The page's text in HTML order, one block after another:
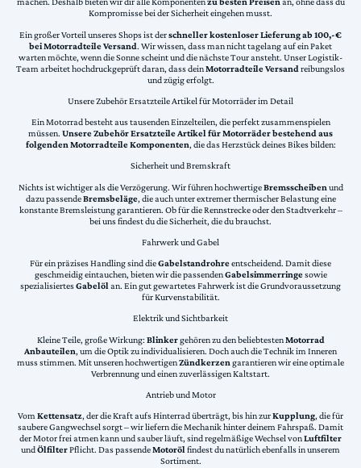
Kompromisse bei der Sicherheit eingehen musst.
Ein großer Vorteil unseres Shops ist derschneller kostenloser Lieferung ab 100,-€
bei Motorradteile Versand. Wir wissen, dass man nicht tagelang auf ein Paket
warten möchte, wenn die Sonne scheint und die nächste Tour ansteht. Unser Logistik-
Team arbeitet hochdruckgeprüft daran, dass deinMotorradteile Versand reibungslos
und zügig erfolgt.
Unsere Zubehör Ersatzteile Artikel für Motorräder im Detail
Ein Motorrad besteht aus tausenden Einzelteilen, die perfekt zusammenspielen
müssen. Unsere Zubehör Ersatzteile Artikel für Motorräder bestehend aus
folgenden Motorradteile Komponenten, die das Herzstück deines Bikes bilden:
Sicherheit und Bremskraft
Nichts ist wichtiger als die Verzögerung. Wir führen hochwertigeBremsscheiben und
dazu passendeBremsbeläge, die auch unter extremer thermischer Belastung eine
konstante Bremsleistung garantieren. Ob für die Rennstrecke oder den Stadtverkehr –
bei uns findest du die Sicherheit, die du brauchst.
Fahrwerk und Gabel
Für ein präzises Handling sind dieGabelstandrohreentscheidend. Damit diese
geschmeidig eintauchen, bieten wir die passendenGabelsimmerringesowie
spezialisiertesGabelölan. Ein gut gewartetes Fahrwerk ist die Grundvoraussetzung
für Kurvenstabilität.
Elektrik und Sichtbarkeit
Kleine Teile, große Wirkung: Blinkergehören zu den beliebtestenMotorrad
Anbauteilen, um die Optik zu individualisieren. Doch auch die Technik im Inneren
muss stimmen. Mit unseren hochwertigenZündkerzen garantieren wir eine optimale
Verbrennung und einen zuverlässigen Kaltstart.
Antrieb und Motor
VomKettensatz, der die Kraft aufs Hinterrad überträgt, bis hin zurKupplung, die für
saubere Gangwechsel sorgt – wir liefern die Mechanik hinter deinem Fahrspaß. Damit
der Motor frei atmen kann und sauber läuft, sind regelmäßige Wechsel vonLuftfilter
undÖlfilterPflicht. Das passendeMotorölfindest du natürlich ebenfalls in unserem
Sortiment.